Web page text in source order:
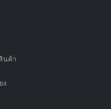
นค้า
ง